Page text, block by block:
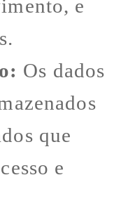
e
Os dados
que
e